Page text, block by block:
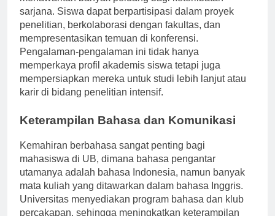
menawarkan banyak peluang bagi keterlibatan
sarjana. Siswa dapat berpartisipasi dalam proyek
penelitian, berkolaborasi dengan fakultas, dan
mempresentasikan temuan di konferensi.
Pengalaman-pengalaman ini tidak hanya
memperkaya profil akademis siswa tetapi juga
mempersiapkan mereka untuk studi lebih lanjut atau
Kemahiran berbahasa sangat penting bagi
mahasiswa di UB, dimana bahasa pengantar
utamanya adalah bahasa Indonesia, namun banyak
mata kuliah yang ditawarkan dalam bahasa Inggris.
Universitas menyediakan program bahasa dan klub